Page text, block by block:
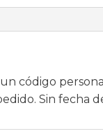
código
Sin fecha